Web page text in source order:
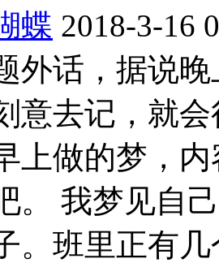
蝶 2018-3-16
外话，据说
意去记，就
上做的梦，
。 我梦见自
。班里正有